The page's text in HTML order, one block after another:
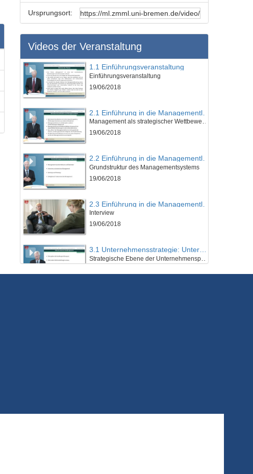
Ursprungsort:
Videos der Veranstaltung
1.1 Einführungsveranstaltung
Einführungsveranstaltung
19/06/2018
Management als strategischer Wettbewerbsfaktor
19/06/2018
Grundstruktur des Managementsystems
19/06/2018
Interview
19/06/2018